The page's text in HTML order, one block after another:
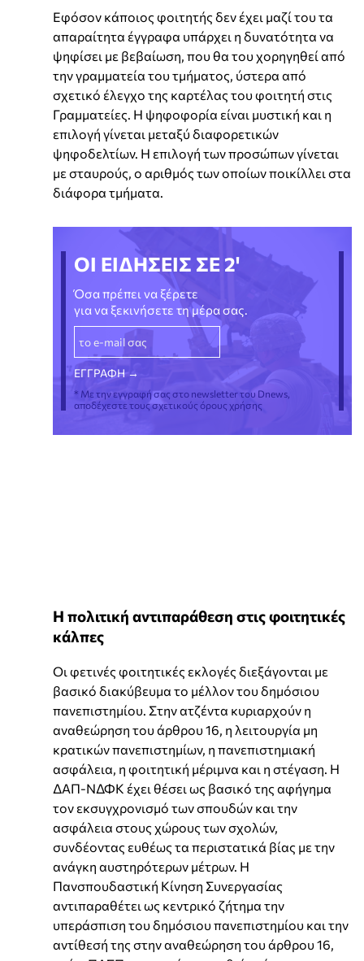
Εφόσον κάποιος φοιτητής δεν έχει μαζί του τα
απαραίτητα έγγραφα υπάρχει η δυνατότητα να
ψηφίσει με βεβαίωση, που θα του χορηγηθεί από
την γραμματεία του τμήματος, ύστερα από
σχετικό έλεγχο της καρτέλας του φοιτητή στις
Γραμματείες. Η ψηφοφορία είναι μυστική και η
επιλογή γίνεται μεταξύ διαφορετικών
ψηφοδελτίων. Η επιλογή των προσώπων γίνεται
με σταυρούς, ο αριθμός των οποίων ποικίλλει στα
διάφορα τμήματα.
ΟΙ ΕΙΔΗΣΕΙΣ ΣΕ 2'
Όσα πρέπει να ξέρετε
για να ξεκινήσετε τη μέρα σας.
* Με την εγγραφή σας στο newsletter του Dnews,
αποδέχεστε τους σχετικούς όρους χρήσης
Η πολιτική αντιπαράθεση στις φοιτητικές
κάλπες
Οι φετινές φοιτητικές εκλογές διεξάγονται με
βασικό διακύβευμα το μέλλον του δημόσιου
πανεπιστημίου. Στην ατζέντα κυριαρχούν η
αναθεώρηση του άρθρου 16, η λειτουργία μη
κρατικών πανεπιστημίων, η πανεπιστημιακή
ασφάλεια, η φοιτητική μέριμνα και η στέγαση. Η
ΔΑΠ-ΝΔΦΚ έχει θέσει ως βασικό της αφήγημα
τον εκσυγχρονισμό των σπουδών και την
ασφάλεια στους χώρους των σχολών,
συνδέοντας ευθέως τα περιστατικά βίας με την
ανάγκη αυστηρότερων μέτρων. Η
Πανσπουδαστική Κίνηση Συνεργασίας
αντιπαραθέτει ως κεντρικό ζήτημα την
υπεράσπιση του δημόσιου πανεπιστημίου και την
αντίθεσή της στην αναθεώρηση του άρθρου 16,